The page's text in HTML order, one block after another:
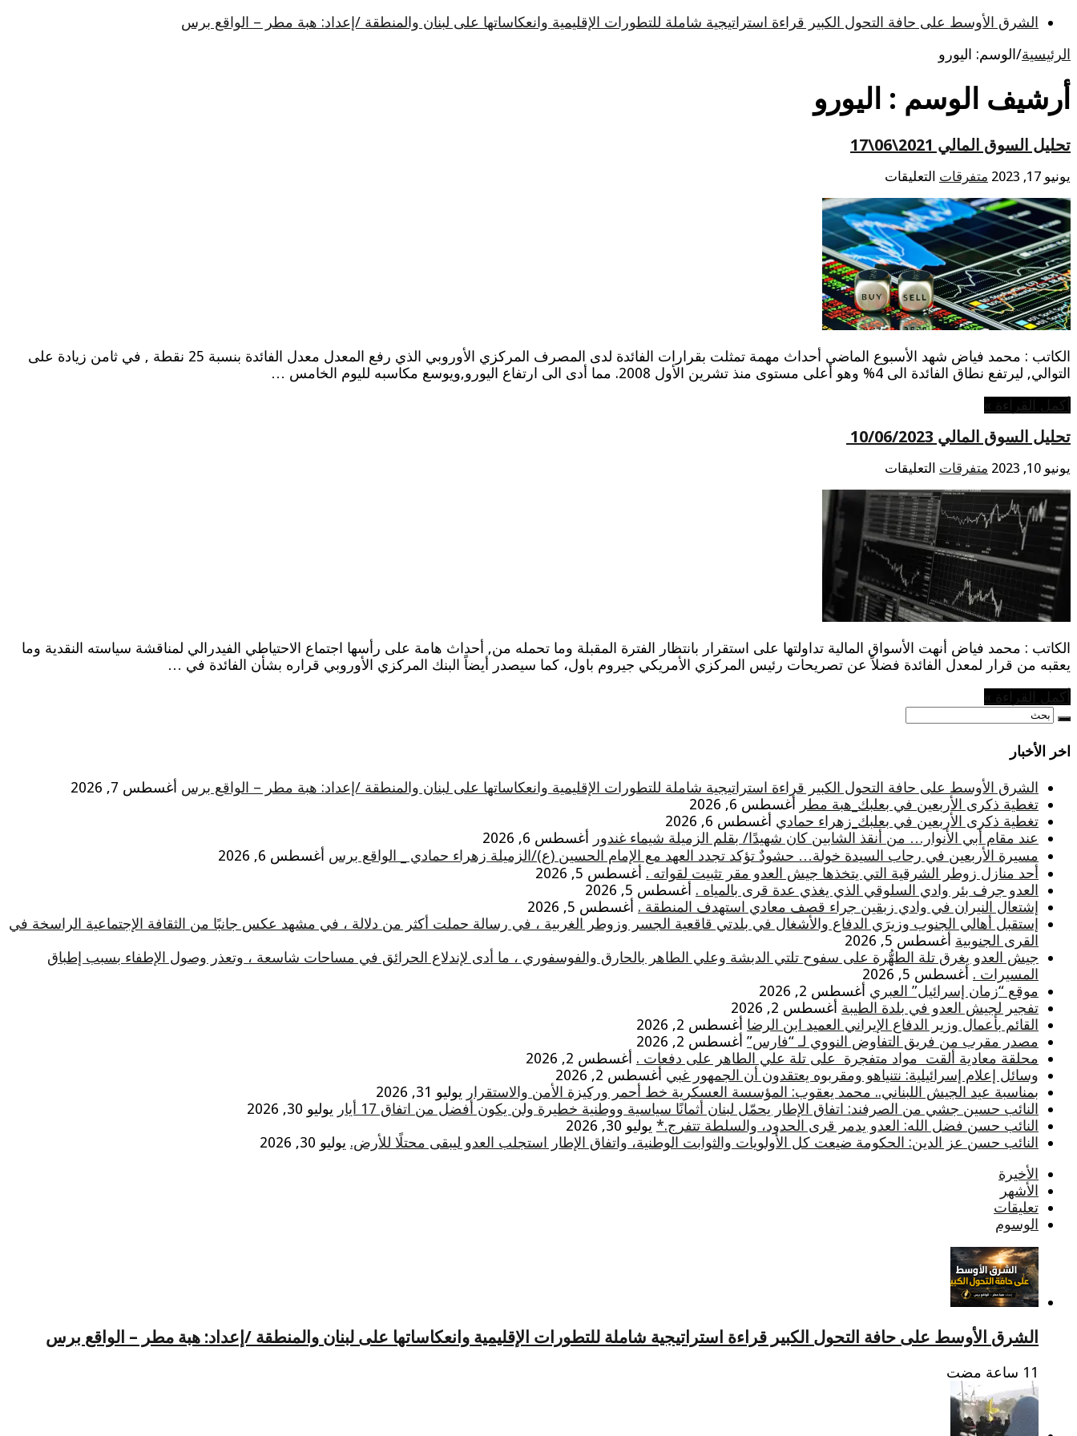
الشرق الأوسط على حافة التحول الكبير قراءة استراتيجية شاملة للتطورات الإقليمية وانعكاساتها على لبنان والمنطقة /إعداد: هبة مطر – الواقع برس
الرئيسية/الوسم: اليورو
أرشيف الوسم : اليورو
تحليل السوق المالي 2021\06\17
يونيو 17, 2023 متفرقات التعليقات
السوق
المالي
2021\06\17
مغلقة
الكاتب : محمد فياض شهد الأسبوع الماضي أحداث مهمة تمثلت بقرارات الفائدة لدى المصرف المركزي الأوروبي الذي رفع المعدل معدل الفائدة بنسبة 25 نقطة , في ثامن زيادة على
التوالي, ليرتفع نطاق الفائدة الى 4% وهو أعلى مستوى منذ تشرين الأول 2008. مما أدى الى ارتفاع اليورو,ويوسع مكاسبه لليوم الخامس …
أكمل القراءة »
تحليل السوق المالي 10/06/2023
يونيو 10, 2023 متفرقات التعليقات
السوق
المالي
مغلقة
الكاتب : محمد فياض أنهت الأسواق المالية تداولتها على استقرار بانتظار الفترة المقبلة وما تحمله من, أحداث هامة على رأسها اجتماع الاحتياطي ‏الفيدرالي لمناقشة سياسته النقدية وما
يعقبه من قرار لمعدل الفائدة فضلاً عن ‏تصريحات رئيس المركزي الأمريكي جيروم باول، كما سيصدر أيضاً البنك ‏المركزي الأوروبي قراره بشأن الفائدة في …
أكمل القراءة »
اخر الأخبار
الشرق الأوسط على حافة التحول الكبير قراءة استراتيجية شاملة للتطورات الإقليمية وانعكاساتها على لبنان والمنطقة /إعداد: هبة مطر – الواقع برس أغسطس 7, 2026
تغطية ذكرى الأربعين في بعلبك_هبة مطر أغسطس 6, 2026
تغطية ذكرى الأربعين في بعلبك_زهراء حمادي أغسطس 6, 2026
عند مقام أبي الأنوار… من أنقذ الشابين كان شهيدًا/ بقلم الزميلة شيماء غندور أغسطس 6, 2026
مسيرة الأربعين في رحاب السيدة خولة… حشودٌ تؤكد تجدد العهد مع الإمام الحسين (ع)/الزميلة زهراء حمادي _ الواقع برس أغسطس 6, 2026
أحد منازل زوطر الشرقية التي يتخذها جيش العدو مقر تثبيت لقواته . أغسطس 5, 2026
العدو جرف بئر وادي السلوقي الذي يغذي عدة قرى بالمياه . أغسطس 5, 2026
إشتعال النيران في وادي زبقين جراء قصف معادي استهدف المنطقة . أغسطس 5, 2026
إستقبل أهالي الجنوب وزيرَي الدفاع والأشغال في بلدتي قاقعية الجسر وزوطر الغربية ، في رسالة حملت أكثر من دلالة ، في مشهد عكس جانبًا من الثقافة الإجتماعية الراسخة في
القرى الجنوبية أغسطس 5, 2026
جيش العدو يغرق تلة الطهُّرة على سفوح تلتي الدبشة وعلي الطاهر بالحارق والفوسفوري ، ما أدى لإندلاع الحرائق في مساحات شاسعة ، وتعذر وصول الإطفاء بسبب إطباق
المسيرات . أغسطس 5, 2026
موقع “زمان إسرائيل” العبري أغسطس 2, 2026
تفجير لجيش العدو في بلدة الطيبة أغسطس 2, 2026
القائم بأعمال وزير الدفاع الإيراني العميد ابن الرضا أغسطس 2, 2026
مصدر مقرب من فريق التفاوض النووي لـ “فارس” أغسطس 2, 2026
محلقة معادية ألقت مواد متفجرة على تلة علي الطاهر على دفعات . أغسطس 2, 2026
وسائل إعلام إسرائيلية: نتنياهو ومقربوه يعتقدون أن الجمهور غبي أغسطس 2, 2026
بمناسبة عيد الجيش اللبناني.. محمد يعقوب: المؤسسة العسكرية خط أحمر وركيزة الأمن والاستقرار يوليو 31, 2026
النائب حسين جشي من الصرفند: اتفاق الإطار يحمّل لبنان أثمانًا سياسية ووطنية خطيرة ولن يكون أفضل من اتفاق 17 أيار
يوليو 30, 2026
النائب حسن فضل الله: العدو يدمر قرى الحدود، والسلطة تتفرج.* يوليو 30, 2026
النائب حسن عز الدين: الحكومة ضيعت كل الأولويات والثوابت الوطنية، واتفاق الإطار استجلب العدو ليبقى محتلًا للأرض. يوليو 30, 2026
الأخيرة
الأشهر
تعليقات
الوسوم
الشرق الأوسط على حافة التحول الكبير قراءة استراتيجية شاملة للتطورات الإقليمية وانعكاساتها على لبنان والمنطقة /إعداد: هبة مطر – الواقع برس